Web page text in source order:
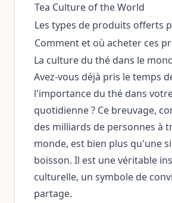
Tea Culture of the World
Les types de produits offerts
Comment et où acheter ces
La culture du thé dans le
Avez-vous déjà pris le temps
l'importance du thé dans
quotidienne ? Ce breuvage,
des milliards de personnes à
monde, est bien plus qu'une
boisson. Il est une véritable
culturelle, un symbole de
partage.